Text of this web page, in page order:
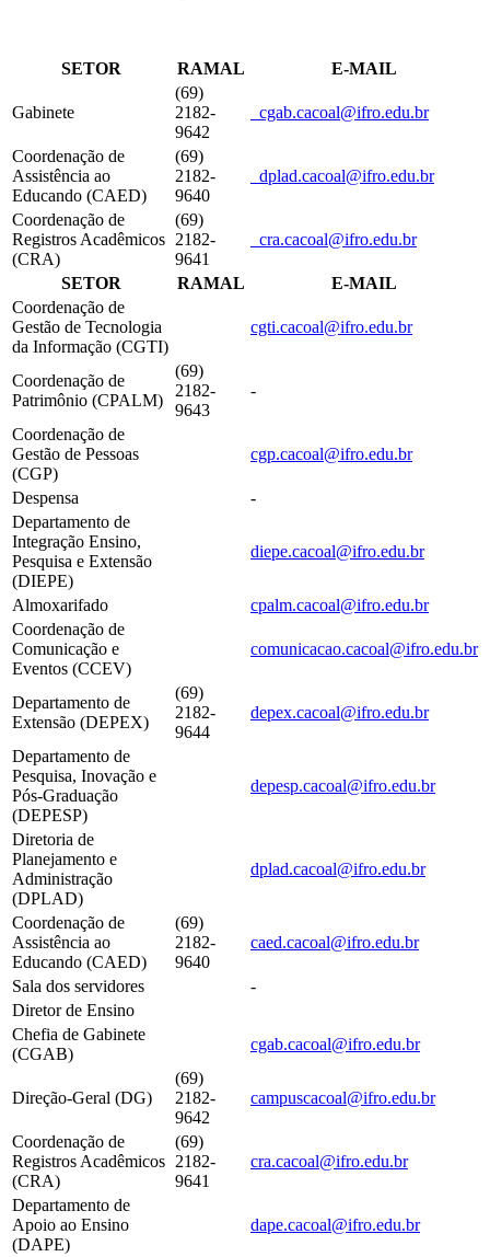
SETOR RAMAL E-MAIL
Gabinete
(69)
2182-
9642
cgab.cacoal@ifro.edu.br
Coordenação de
Assistência ao
Educando (CAED)
(69)
2182-
9640
dplad.cacoal@ifro.edu.br
Coordenação de
Registros Acadêmicos
(CRA)
(69)
2182-
9641
cra.cacoal@ifro.edu.br
SETOR RAMAL
E-MAIL
Coordenação de
Gestão de Tecnologia
da Informação (CGTI)
cgti.cacoal@ifro.edu.br
Coordenação de
Patrimônio (CPALM)
(69)
2182-
9643
-
Coordenação de
Gestão de Pessoas
(CGP)
cgp.cacoal@ifro.edu.br
Despensa
-
Departamento de
Integração Ensino,
Pesquisa e Extensão
(DIEPE)
diepe.cacoal@ifro.edu.br
Almoxarifado
cpalm.cacoal@ifro.edu.br
Coordenação de
Comunicação e
Eventos (CCEV)
comunicacao.cacoal@ifro.edu.br
Departamento de
Extensão (DEPEX)
(69)
2182-
9644
depex.cacoal@ifro.edu.br
Departamento de
Pesquisa, Inovação e
Pós-Graduação
(DEPESP)
depesp.cacoal@ifro.edu.br
Diretoria de
Planejamento e
Administração
(DPLAD)
dplad.cacoal@ifro.edu.br
Coordenação de
Assistência ao
Educando (CAED)
(69)
2182-
9640
caed.cacoal@ifro.edu.br
Sala dos servidores
-
Diretor de Ensino
Chefia de Gabinete
(CGAB)
cgab.cacoal@ifro.edu.br
Direção-Geral (DG)
(69)
2182-
9642
campuscacoal@ifro.edu.br
Coordenação de
Registros Acadêmicos
(CRA)
(69)
2182-
9641
cra.cacoal@ifro.edu.br
Departamento de
Apoio ao Ensino
(DAPE)
dape.cacoal@ifro.edu.br